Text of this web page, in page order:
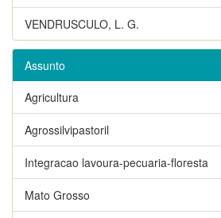
VENDRUSCULO, L. G.
Assunto
Agricultura
Agrossilvipastoril
Integracao lavoura-pecuaria-floresta
Mato Grosso